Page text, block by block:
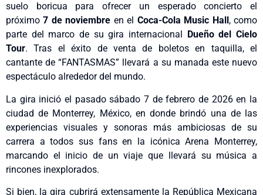
suelo boricua para ofrecer un esperado concierto el
próximo 7 de noviembre en el Coca-Cola Music Hall , como
parte del marco de su gira internacional
Dueño del Cielo
Tour. Tras el éxito de venta de boletos en taquilla, el
cantante de “FANTASMAS” llevará a su manada este nuevo
espectáculo alrededor del mundo.
La gira inició el pasado sábado 7 de febrero de 2026 en la
ciudad de Monterrey, México, en donde brindó una de las
experiencias visuales y sonoras más ambiciosas de su
carrera a todos sus fans en la icónica Arena Monterrey,
marcando el inicio de un viaje que llevará su música a
rincones inexplorados.
Si bien, la gira cubrirá extensamente la República Mexicana